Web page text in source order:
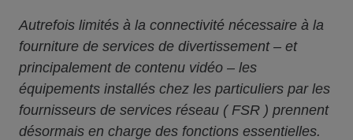
Autrefois limités à la connectivité nécessaire à la
fourniture de services de divertissement – et
principalement de contenu vidéo – les
équipements installés chez les particuliers par les
fournisseurs de services réseau ( FSR ) prennent
désormais en charge des fonctions essentielles.